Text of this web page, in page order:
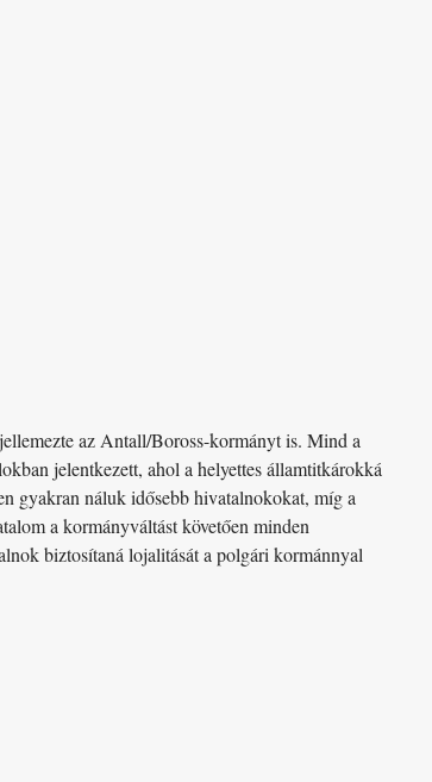
az Antall/Boross-kormányt is. Mind a
jelentkezett, ahol a helyettes államtitkárokká
gyakran náluk idősebb hivatalnokokat, míg a
a kormányváltást követően minden
biztosítaná lojalitását a polgári kormánnyal